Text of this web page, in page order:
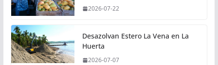
2026-07-22
Desazolvan Estero La Vena en La
Huerta
2026-07-07